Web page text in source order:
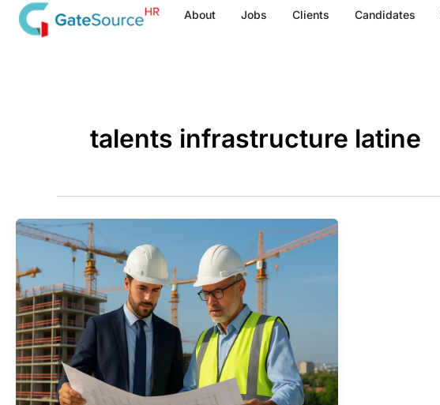
Skip
About Jobs Clients Candidates
talents infrastructure latine